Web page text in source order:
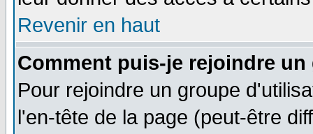
Revenir en haut
Comment puis-je rejoindre
Pour rejoindre un groupe
l'en-tête de la page (peut-être